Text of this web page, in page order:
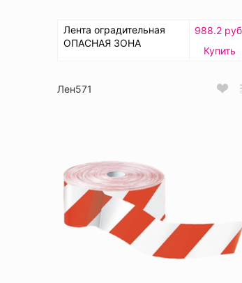
Лента оградительная
ОПАСНАЯ ЗОНА
988.2
Купить
Лен571